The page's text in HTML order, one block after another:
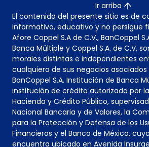
Ir arriba
El contenido del presente sitio es de
informativo, educativo y no persigue
Afore Coppel S.A de C.V., BanCoppel
Banca Múltiple y Coppel S.A. de C.V.
morales distintas e independientes
cualquiera de sus negocios asociados
BanCoppel S.A. Institución de Banca
institución de crédito autorizada por
Hacienda y Crédito Público,
Nacional Bancaria y de Valores, la
para la Protección y Defensa de los
Financieros y el Banco de México,
encuentra ubicado en Avenida